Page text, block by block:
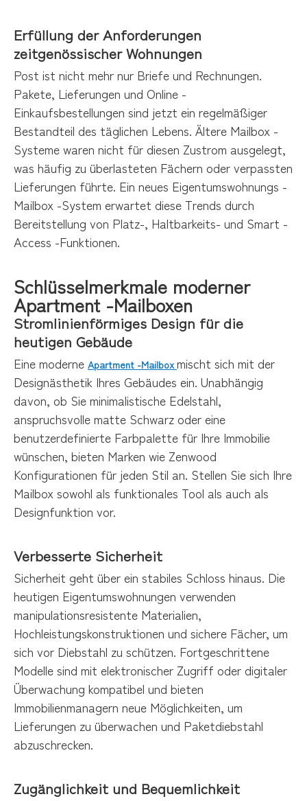
Erfüllung der Anforderungen
zeitgenössischer Wohnungen
Post ist nicht mehr nur Briefe und Rechnungen.
Pakete, Lieferungen und Online -
Einkaufsbestellungen sind jetzt ein regelmäßiger
Bestandteil des täglichen Lebens. Ältere Mailbox -
Systeme waren nicht für diesen Zustrom ausgelegt,
was häufig zu überlasteten Fächern oder verpassten
Lieferungen führte. Ein neues Eigentumswohnungs -
Mailbox -System erwartet diese Trends durch
Bereitstellung von Platz-, Haltbarkeits- und Smart -
Access -Funktionen.
Schlüsselmerkmale moderner
Apartment -Mailboxen
Stromlinienförmiges Design für die
heutigen Gebäude
Eine moderne Apartment -Mailbox mischt sich mit der
Designästhetik Ihres Gebäudes ein. Unabhängig
davon, ob Sie minimalistische Edelstahl,
anspruchsvolle matte Schwarz oder eine
benutzerdefinierte Farbpalette für Ihre Immobilie
wünschen, bieten Marken wie Zenwood
Konfigurationen für jeden Stil an. Stellen Sie sich Ihre
Mailbox sowohl als funktionales Tool als auch als
Designfunktion vor.
Verbesserte Sicherheit
Sicherheit geht über ein stabiles Schloss hinaus. Die
heutigen Eigentumswohnungen verwenden
manipulationsresistente Materialien,
Hochleistungskonstruktionen und sichere Fächer, um
sich vor Diebstahl zu schützen. Fortgeschrittene
Modelle sind mit elektronischer Zugriff oder digitaler
Überwachung kompatibel und bieten
Immobilienmanagern neue Möglichkeiten, um
Lieferungen zu überwachen und Paketdiebstahl
abzuschrecken.
Zugänglichkeit und Bequemlichkeit